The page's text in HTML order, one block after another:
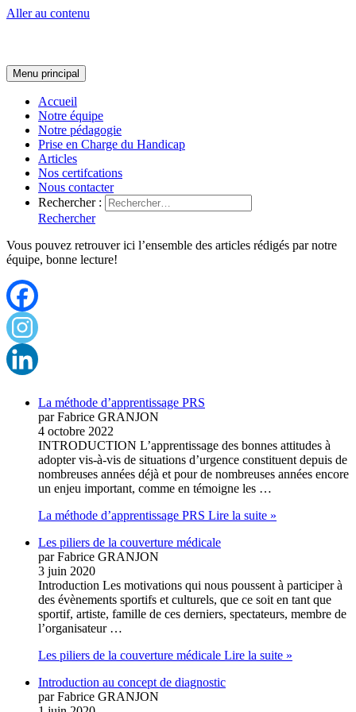
Aller au contenu
Menu principal
Accueil
Notre équipe
Notre pédagogie
Prise en Charge du Handicap
Articles
Nos certifcations
Nous contacter
Rechercher :
Rechercher
Vous pouvez retrouver ici l’ensemble des articles rédigés par notre
équipe, bonne lecture!
La méthode d’apprentissage PRS
par Fabrice GRANJON
4 octobre 2022
INTRODUCTION L’apprentissage des bonnes attitudes à
adopter vis-à-vis de situations d’urgence constituent depuis de
nombreuses années déjà et pour de nombreuses années encore
un enjeu important, comme en témoigne les …
La méthode d’apprentissage PRS Lire la suite »
Les piliers de la couverture médicale
par Fabrice GRANJON
3 juin 2020
Introduction Les motivations qui nous poussent à participer à
des évènements sportifs et culturels, que ce soit en tant que
sportif, artiste, famille de ces derniers, spectateurs, membre de
l’organisateur …
Les piliers de la couverture médicale Lire la suite »
Introduction au concept de diagnostic
par Fabrice GRANJON